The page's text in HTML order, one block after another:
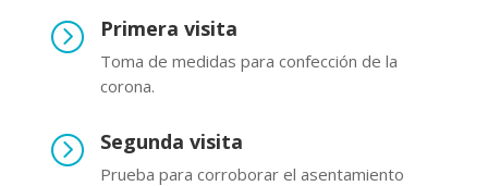
= Primera visita
Toma de medidas para confección de la
corona.
= Segunda visita
Prueba para corroborar el asentamiento